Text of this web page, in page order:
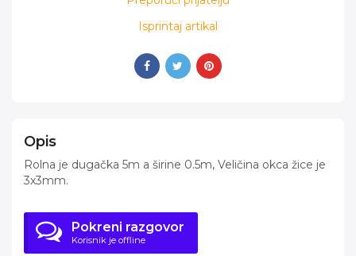
Isprintaj artikal
Opis
Rolna je dugačka 5m a širine 0.5m, Veličina okca žice je
3x3mm.
Pokreni razgovor
Korisnik je offline